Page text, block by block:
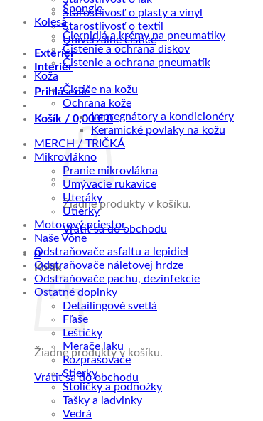
Starostlivosť o plasty a vinyl
Starostlivosť o textil
Univerzálne čističe
Exteriér
Interiér
Prihlásenie
Košík / 0,00€ 0
Žiadne produkty v košíku.
Vrátiť sa do obchodu
0
Košík
Žiadne produkty v košíku.
Vrátiť sa do obchodu
Špongie
Kolesá
Čiernidlá a krémy na pneumatiky
Čistenie a ochrana diskov
Čistenie a ochrana pneumatík
Koža
Čističe na kožu
Ochrana kože
Impregnátory a kondicionéry
Keramické povlaky na kožu
MERCH / TRIČKÁ
Mikrovlákno
Pranie mikrovlákna
Umývacie rukavice
Uteráky
Utierky
Motorový priestor
Naše Vône
Odstraňovače asfaltu a lepidiel
Odstraňovače náletovej hrdze
Odstraňovače pachu, dezinfekcie
Ostatné doplnky
Detailingové svetlá
Fľaše
Leštičky
Merače laku
Rozprašovače
Stierky
Stoličky a podnožky
Tašky a ladvinky
Vedrá